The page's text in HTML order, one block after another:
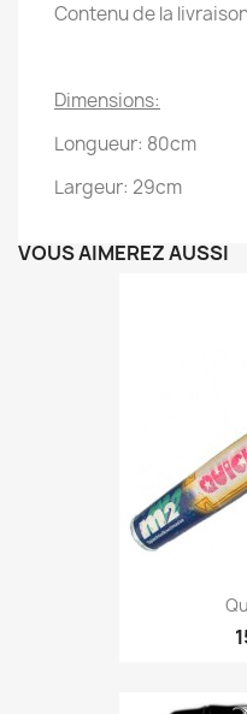
Contenu de la
Dimensions:
Longueur: 80cm
Largeur: 29cm
VOUS AIMEREZ AUSSI